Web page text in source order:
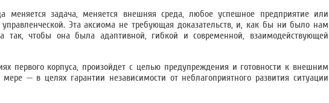
меняется задача, меняется внешняя среда, любое успешное предприятие или
Эта аксиома не требующая доказательств, и, как бы ни было нам
так, чтобы она была адаптивной, гибкой и современной, взаимодействующей
первого корпуса, произойдет с целью предупреждения и готовности к внешним
— в целях гарантии независимости от неблагоприятного развития ситуации